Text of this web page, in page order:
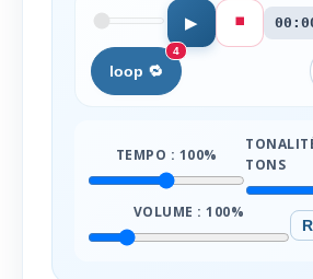
▶ ⏹️
loop 🔁
4
TEMPO : 100%
TONS
VOLUME :100%